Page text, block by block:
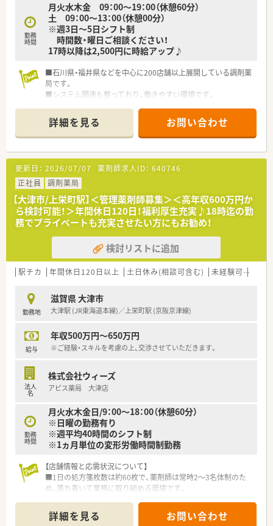
や、患者様への分かりやすい丁寧な説明が主な役割となります。
■在宅医療にも注力している法人であるため、外来業務だけでな
く地域に根ざした訪問薬剤管理などの業務にも携わることがで
きます。
■駅チカの便利な立地ながらも、地域の方々との関わりを大切に
する温かい雰囲気があり、患者様とじっくり向き合える職場で
す。
■小規模なチーム構成だからこそスタッフ間の連携が非常に密
であり、意見交換も活発に行われるアットホームな環境です。
■白衣の貸与や薬剤師会への加入支援など、薬剤師が専門業務に
集中できるように細やかなサポート体制が整えられています。
勤務
時間
月火水木金 09：00～19：00（休憩60分）
土 09：00～13：00（休憩00分）
※週3日～5日シフト制
時間数・曜日ご相談ください！
17時以降は2,500円に時給アップ♪
■石川県・福井県などを中心に200店舗以上展開している調剤薬
局です。
■システム関連も整っており、働きやすい環境です。
詳細を見る お問い合わせ
更新日： 2026/07/07 薬剤師求人ID： 640746
正社員
調剤薬局
【大津市/上栄町駅】＜管理薬剤師募集＞＜高年収600万円か
ら検討可能！＞年間休日120日！福利厚生充実♪18時迄の勤
務でプライベートも充実させたい方にもお勧め！
検討リストに追加
駅チカ 年間休日120日以上 土日休み(相談可含む) 未経験可
勤務地
滋賀県 大津市
大津駅 (JR東海道本線)／上栄町駅 (京阪京津線)
給与
年収500万円～650万円
※ご経験・スキルを考慮の上、交渉させていただきます。
法人
名
株式会社ウィーズ
アピス薬局 大津店
勤務
時間
月火水木金日/9：00～18：00（休憩60分）
※日曜の勤務有り
※週平均40時間のシフト制
※1ヵ月単位の変形労働時間制勤務
【店舗情報と応需状況について】
■1日の処方箋枚数は約60枚で、薬剤師は常時2〜3名体制のた
め、落ち着いて業務に取り組める環境です。
を応需するため幅広い知識が身につきます。
詳細を見る お問い合わせ